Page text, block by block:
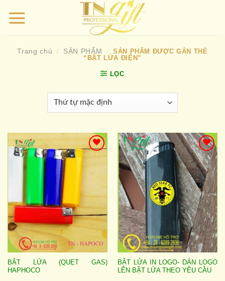
qua
Trang chủ / SẢN PHẨM / SẢN PHẨM ĐƯỢC GẮN THẺ
“BẬT LỬA ĐIỆN”
LỌC
Add to
wishlist
BẬT LỬA (QUẸT GAS)
HAPHOCO
Add to
wishlist
BẬT LỬA IN LOGO- DÁN LOGO
LÊN BẬT LỬA THEO YÊU CẦU